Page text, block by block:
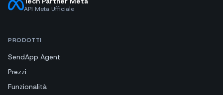
API Meta Ufficiale
PRODOTTI
SendApp Agent
Prezzi
Funzionalità